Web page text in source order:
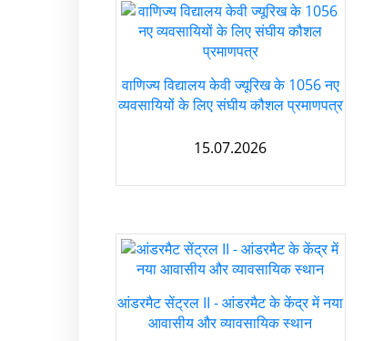
वाणिज्य विद्यालय केवी ज्यूरिख के 1056 नए
व्यवसायियों के लिए संघीय कौशल प्रमाणपत्र
15.07.2026
आंडरमैट सेंट्रल II - आंडरमैट के केंद्र में नया
आवासीय और व्यावसायिक स्थान